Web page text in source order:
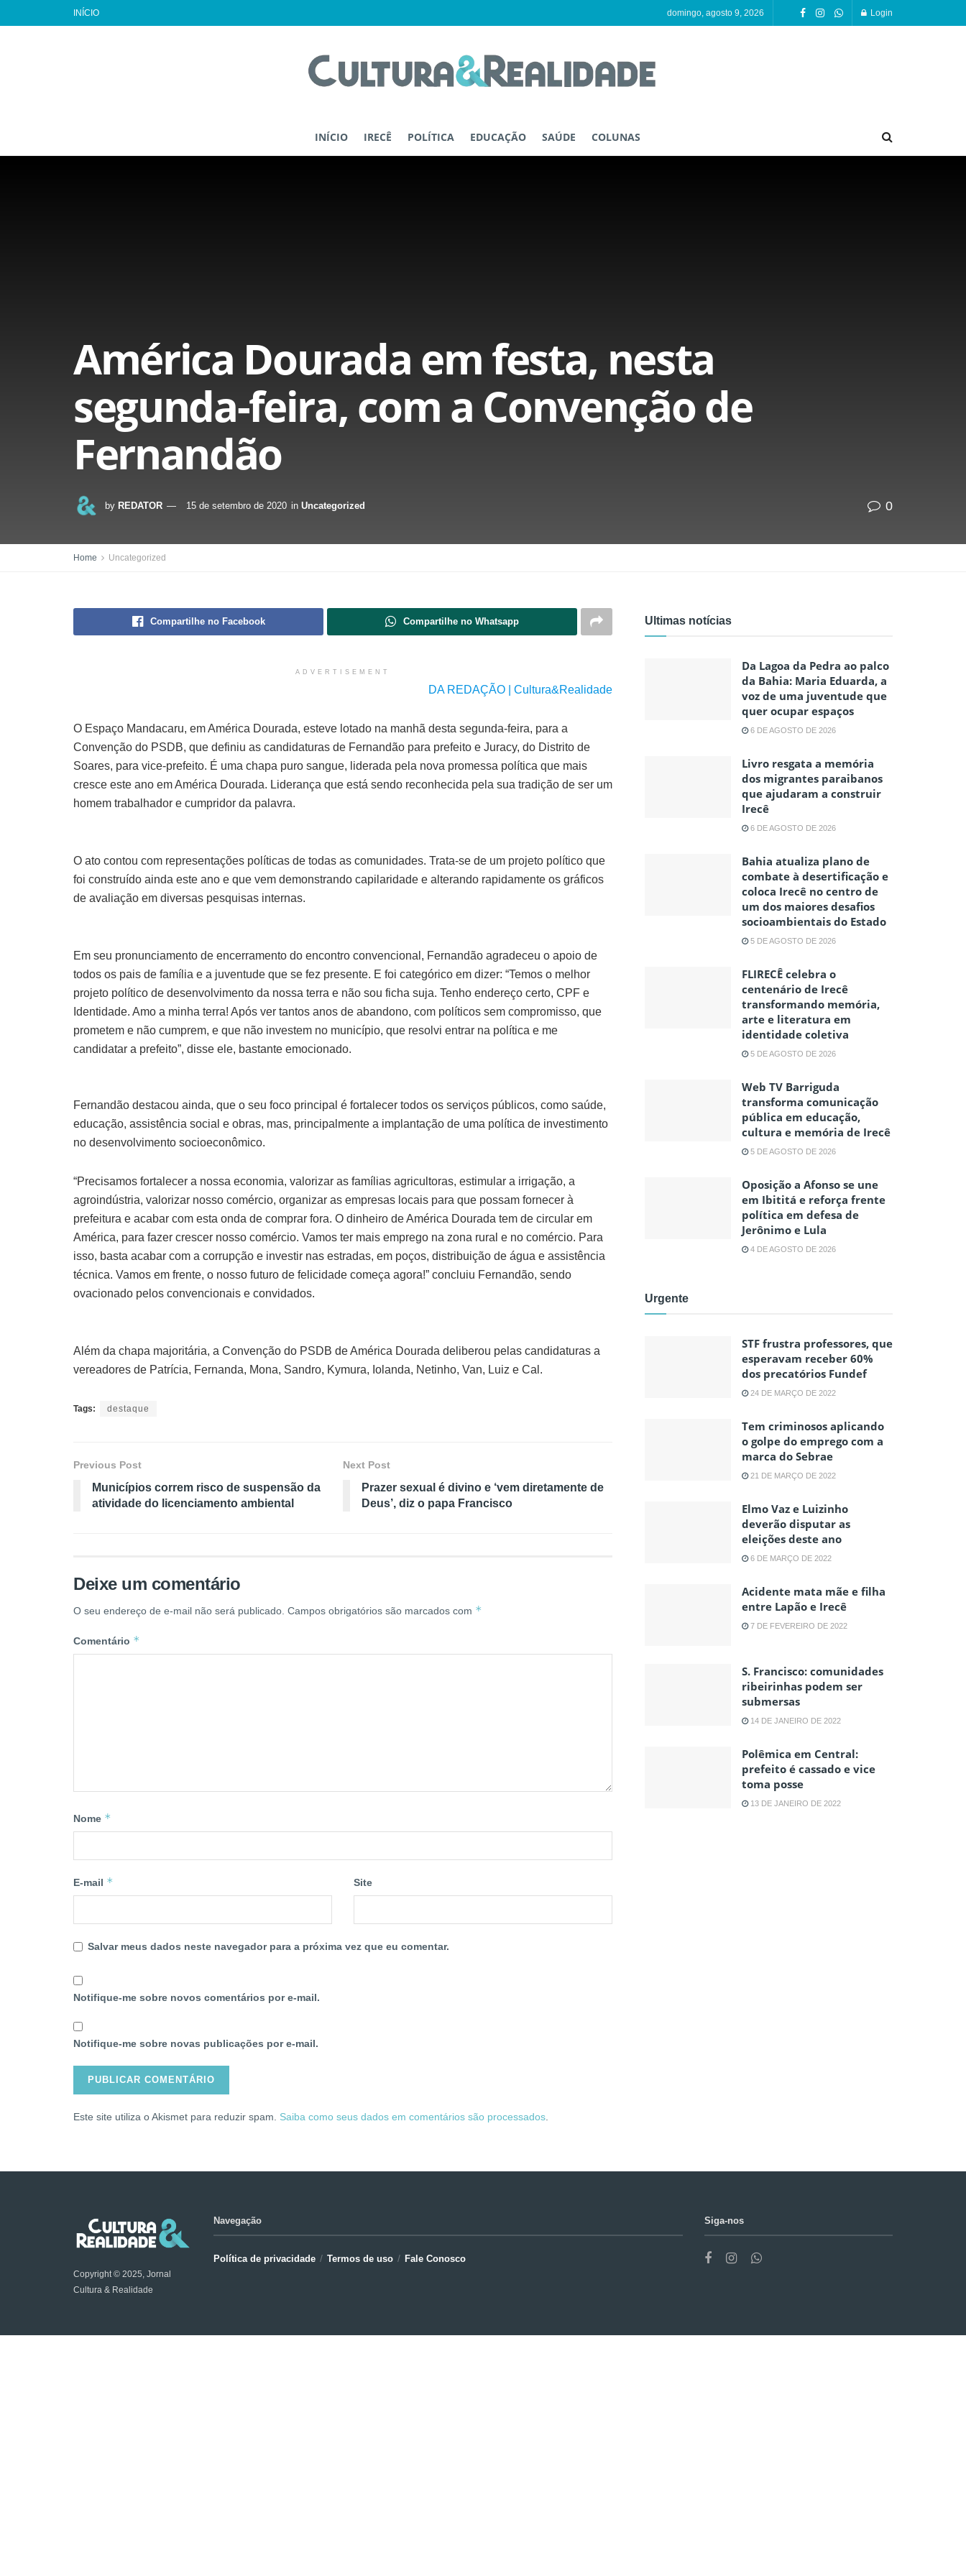
INÍCIO domingo, agosto 9, 2026 Login
INÍCIO IRECÊ POLÍTICA EDUCAÇÃO SAÚDE COLUNAS
América Dourada em festa, nesta
segunda-feira, com a Convenção de
Fernandão
by REDATOR 15 de setembro de 2020 in Uncategorized 0
Home Uncategorized
Compartilhe no Facebook Compartilhe no Whatsapp
ADVERTISEMENT
DA REDAÇÃO | Cultura&Realidade
O Espaço Mandacaru, em América Dourada, esteve lotado na manhã desta segunda-feira, para a
Convenção do PSDB, que definiu as candidaturas de Fernandão para prefeito e Juracy, do Distrito de
Soares, para vice-prefeito. É uma chapa puro sangue, liderada pela nova promessa política que mais
cresce este ano em América Dourada. Liderança que está sendo reconhecida pela sua tradição de ser um
homem trabalhador e cumpridor da palavra.
O ato contou com representações políticas de todas as comunidades. Trata-se de um projeto político que
foi construído ainda este ano e que vem demonstrando capilaridade e alterando rapidamente os gráficos
de avaliação em diversas pesquisas internas.
Em seu pronunciamento de encerramento do encontro convencional, Fernandão agradeceu o apoio de
todos os pais de família e a juventude que se fez presente. E foi categórico em dizer: “Temos o melhor
projeto político de desenvolvimento da nossa terra e não sou ficha suja. Tenho endereço certo, CPF e
Identidade. Amo a minha terra! Após ver tantos anos de abandono, com políticos sem compromisso, que
prometem e não cumprem, e que não investem no município, que resolvi entrar na política e me
candidatar a prefeito”, disse ele, bastante emocionado.
Fernandão destacou ainda, que o seu foco principal é fortalecer todos os serviços públicos, como saúde,
educação, assistência social e obras, mas, principalmente a implantação de uma política de investimento
no desenvolvimento socioeconômico.
“Precisamos fortalecer a nossa economia, valorizar as famílias agricultoras, estimular a irrigação, a
agroindústria, valorizar nosso comércio, organizar as empresas locais para que possam fornecer à
prefeitura e acabar com esta onda de comprar fora. O dinheiro de América Dourada tem de circular em
América, para fazer crescer nosso comércio. Vamos ter mais emprego na zona rural e no comércio. Para
isso, basta acabar com a corrupção e investir nas estradas, em poços, distribuição de água e assistência
técnica. Vamos em frente, o nosso futuro de felicidade começa agora!” concluiu Fernandão, sendo
ovacionado pelos convencionais e convidados.
Além da chapa majoritária, a Convenção do PSDB de América Dourada deliberou pelas candidaturas a
vereadores de Patrícia, Fernanda, Mona, Sandro, Kymura, Iolanda, Netinho, Van, Luiz e Cal.
Tags: destaque
Previous Post
Municípios correm risco de suspensão da
atividade do licenciamento ambiental
Next Post
Prazer sexual é divino e ‘vem diretamente de
Deus’, diz o papa Francisco
Deixe um comentário
O seu endereço de e-mail não será publicado. Campos obrigatórios são marcados com *
Comentário *
Nome *
E-mail * Site
Salvar meus dados neste navegador para a próxima vez que eu comentar.
Notifique-me sobre novos comentários por e-mail.
Notifique-me sobre novas publicações por e-mail.
Este site utiliza o Akismet para reduzir spam. Saiba como seus dados em comentários são processados
Ultimas notícias
Da Lagoa da Pedra ao palco
da Bahia: Maria Eduarda, a
voz de uma juventude que
quer ocupar espaços
6 DE AGOSTO DE 2026
Livro resgata a memória
dos migrantes paraibanos
que ajudaram a construir
Irecê
6 DE AGOSTO DE 2026
Bahia atualiza plano de
combate à desertificação e
coloca Irecê no centro de
um dos maiores desafios
socioambientais do Estado
5 DE AGOSTO DE 2026
FLIRECÊ celebra o
centenário de Irecê
transformando memória,
arte e literatura em
identidade coletiva
5 DE AGOSTO DE 2026
Web TV Barriguda
transforma comunicação
pública em educação,
cultura e memória de Irecê
5 DE AGOSTO DE 2026
Oposição a Afonso se une
em Ibititá e reforça frente
política em defesa de
Jerônimo e Lula
4 DE AGOSTO DE 2026
Urgente
STF frustra professores, que
esperavam receber 60%
dos precatórios Fundef
24 DE MARÇO DE 2022
Tem criminosos aplicando
o golpe do emprego com a
marca do Sebrae
21 DE MARÇO DE 2022
Elmo Vaz e Luizinho
deverão disputar as
eleições deste ano
6 DE MARÇO DE 2022
Acidente mata mãe e filha
entre Lapão e Irecê
7 DE FEVEREIRO DE 2022
S. Francisco: comunidades
ribeirinhas podem ser
submersas
14 DE JANEIRO DE 2022
Polêmica em Central:
prefeito é cassado e vice
toma posse
13 DE JANEIRO DE 2022
Copyright © 2025, Jornal
Cultura & Realidade
Navegação
Política de privacidade Termos de uso Fale Conosco
Siga-nos